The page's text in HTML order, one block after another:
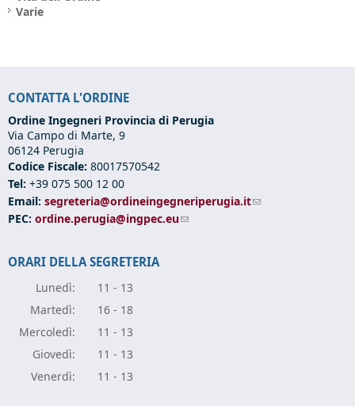
Varie
CONTATTA L'ORDINE
Ordine Ingegneri Provincia di Perugia
Via Campo di Marte, 9
06124 Perugia
Codice Fiscale: 80017570542
Tel: +39 075 500 12 00
Email: segreteria@ordineingegneriperugia.it(link sends e-mail)
PEC: ordine.perugia@ingpec.eu(link sends e-mail)
ORARI DELLA SEGRETERIA
Lunedì:
11 - 13
Martedì:
16 - 18
Mercoledì:
11 - 13
Giovedì:
11 - 13
Venerdì: 11 - 13